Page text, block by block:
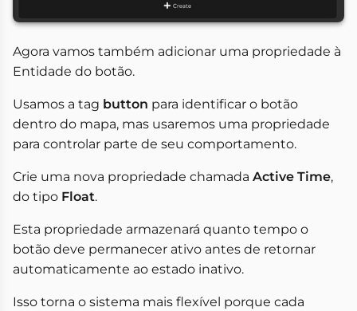
Agora vamos também adicionar uma propriedade à
Entidade do botão.
Usamos a tag button para identificar o botão
dentro do mapa, mas usaremos uma propriedade
para controlar parte de seu comportamento.
Crie uma nova propriedade chamada Active Time,
do tipo Float.
Esta propriedade armazenará quanto tempo o
botão deve permanecer ativo antes de retornar
automaticamente ao estado inativo.
Isso torna o sistema mais flexível porque cada